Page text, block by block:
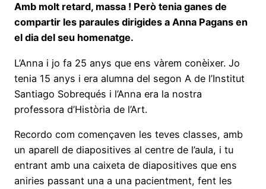
Amb molt retard, massa ! Però tenia ganes de
compartir les paraules dirigides a Anna Pagans en
el dia del seu homenatge.
L’Anna i jo fa 25 anys que ens vàrem conèixer. Jo
tenia 15 anys i era alumna del segon A de l’Institut
Santiago Sobrequés i l’Anna era la nostra
professora d’Història de l’Art.
Recordo com començaven les teves classes, amb
un aparell de diapositives al centre de l’aula, i tu
entrant amb una caixeta de diapositives que ens
aniries passant una a una pacientment, fent les